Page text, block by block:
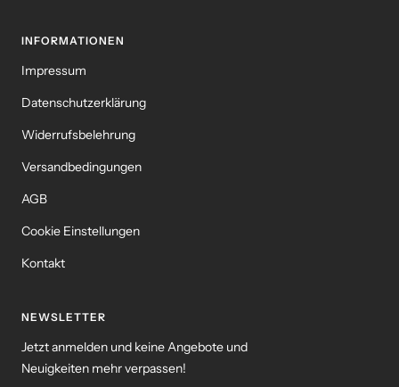
INFORMATIONEN
Impressum
Datenschutzerklärung
Widerrufsbelehrung
Versandbedingungen
AGB
Cookie Einstellungen
Kontakt
NEWSLETTER
Jetzt anmelden und keine Angebote und
Neuigkeiten mehr verpassen!